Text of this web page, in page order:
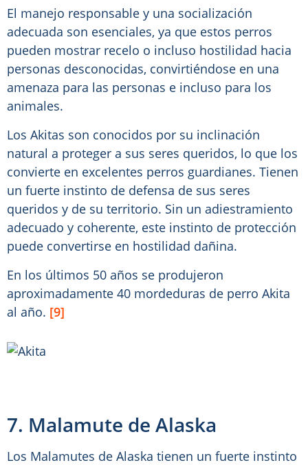
El manejo responsable y una socialización
adecuada son esenciales, ya que estos perros
pueden mostrar recelo o incluso hostilidad hacia
personas desconocidas, convirtiéndose en una
amenaza para las personas e incluso para los
animales.
Los Akitas son conocidos por su inclinación
natural a proteger a sus seres queridos, lo que los
convierte en excelentes perros guardianes. Tienen
un fuerte instinto de defensa de sus seres
queridos y de su territorio. Sin un adiestramiento
adecuado y coherente, este instinto de protección
puede convertirse en hostilidad dañina.
En los últimos 50 años se produjeron
aproximadamente 40 mordeduras de perro Akita
al año. [9]
7. Malamute de Alaska
Los Malamutes de Alaska tienen un fuerte instinto